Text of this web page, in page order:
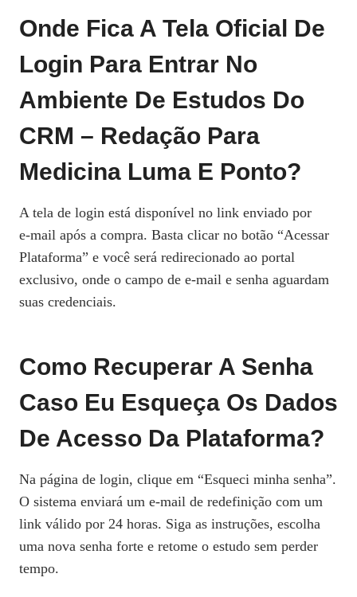
Onde Fica A Tela Oficial De
Login Para Entrar No
Ambiente De Estudos Do
CRM – Redação Para
Medicina Luma E Ponto?
A tela de login está disponível no link enviado por
e‑mail após a compra. Basta clicar no botão “Acessar
Plataforma” e você será redirecionado ao portal
exclusivo, onde o campo de e‑mail e senha aguardam
suas credenciais.
Como Recuperar A Senha
Caso Eu Esqueça Os Dados
De Acesso Da Plataforma?
Na página de login, clique em “Esqueci minha senha”.
O sistema enviará um e‑mail de redefinição com um
link válido por 24 horas. Siga as instruções, escolha
uma nova senha forte e retome o estudo sem perder
tempo.